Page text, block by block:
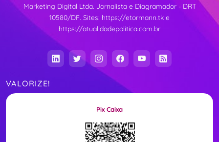
Marketing Digital Ltda. Jornalista e Diagramador - DRT
10580/DF. Sites: https://etormann.tk e
https://atualidadepolitica.com.br
VALORIZE!
Pix Caixa